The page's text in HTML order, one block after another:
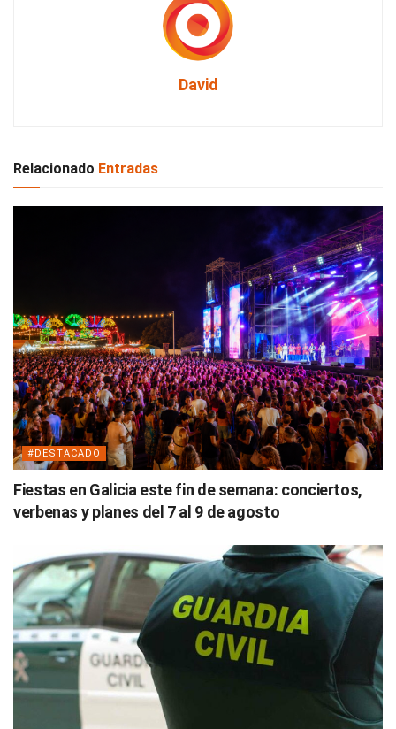
David
Relacionado Entradas
#DESTACADO
Fiestas en Galicia este fin de semana: conciertos,
verbenas y planes del 7 al 9 de agosto